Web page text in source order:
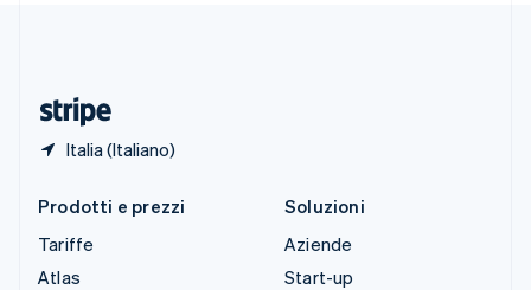
Italia (Italiano)
Prodotti e prezzi
Tariffe
Atlas
Soluzioni
Aziende
Start-up